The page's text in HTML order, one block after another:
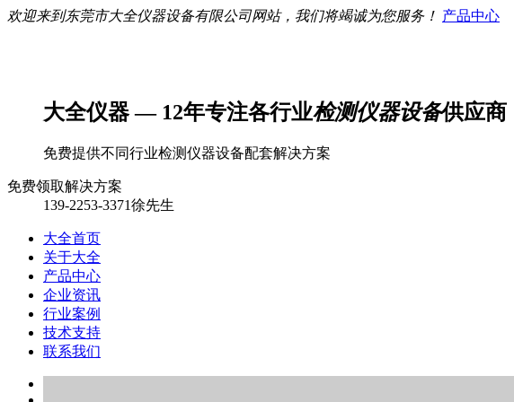
欢迎来到东莞市大全仪器设备有限公司网站，我们将竭诚为您服务！ 产品中心
大全仪器 — 12年专注各行业检测仪器设备供应商
免费提供不同行业检测仪器设备配套解决方案
免费领取解决方案
139-2253-3371徐先生
大全首页
关于大全
产品中心
企业资讯
行业案例
技术支持
联系我们